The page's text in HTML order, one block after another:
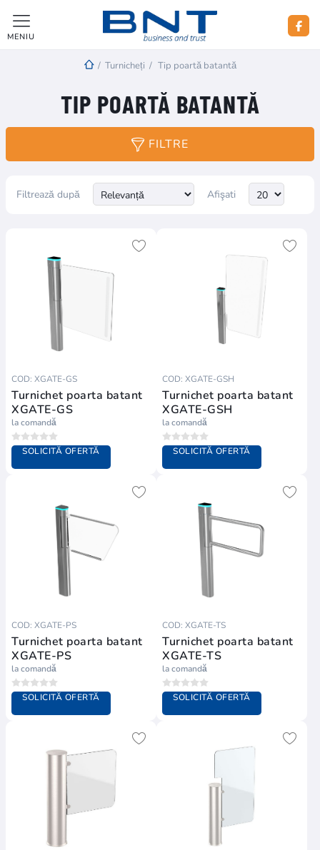
MENIU
/ Turnicheți / Tip poartă batantă
TIP POARTĂ BATANTĂ
FILTRE
Filtrează după Afişati
COD: XGATE-GS
Turnichet poarta batant
XGATE-GS
la comandă
SOLICITĂ OFERTĂ
COD: XGATE-GSH
Turnichet poarta batant
XGATE-GSH
la comandă
SOLICITĂ OFERTĂ
COD: XGATE-PS
Turnichet poarta batant
XGATE-PS
la comandă
SOLICITĂ OFERTĂ
COD: XGATE-TS
Turnichet poarta batant
XGATE-TS
la comandă
SOLICITĂ OFERTĂ